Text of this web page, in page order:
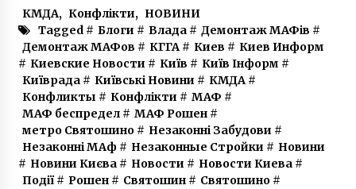
КМДА, Конфлікти, НОВИНИ
Tagged # Блоги # Влада# Демонтаж МАФів #
Демонтаж МАФов # КГГА# Киев # Киев Информ
# Киевские Новости # Київ # Київ Інформ #
Київрада# Київські Новини # КМДА#
Конфликты # Конфлікти # МАФ #
МАФ беспредел# МАФ Рошен#
метро Святошино# Незаконні Забудови #
Незаконні МАф# Незаконные Стройки # Новини
# Новини Києва# Новости # Новости Киева#
Події# Рошен# Святошин# Святошино#